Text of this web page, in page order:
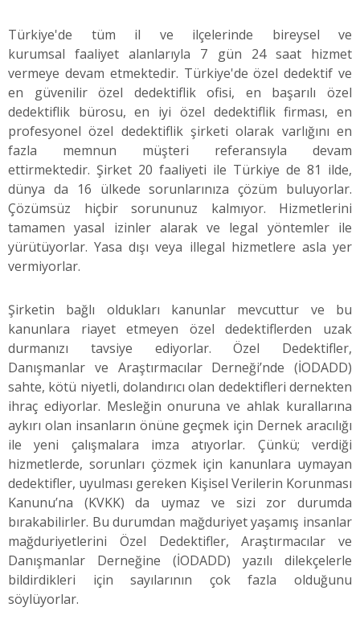
Türkiye'de tüm il ve ilçelerinde bireysel ve
kurumsal faaliyet alanlarıyla 7 gün 24 saat hizmet
vermeye devam etmektedir. Türkiye'de özel dedektif ve
en güvenilir özel dedektiflik ofisi, en başarılı özel
dedektiflik bürosu, en iyi özel dedektiflik firması, en
profesyonel özel dedektiflik şirketi olarak varlığını en
fazla memnun müşteri referansıyla devam
ettirmektedir. Şirket 20 faaliyeti ile Türkiye de 81 ilde,
dünya da 16 ülkede sorunlarınıza çözüm buluyorlar.
Çözümsüz hiçbir sorununuz kalmıyor. Hizmetlerini
tamamen yasal izinler alarak ve legal yöntemler ile
yürütüyorlar. Yasa dışı veya illegal hizmetlere asla yer
vermiyorlar.
Şirketin bağlı oldukları kanunlar mevcuttur ve bu
kanunlara riayet etmeyen özel dedektiflerden uzak
durmanızı tavsiye ediyorlar. Özel Dedektifler,
Danışmanlar ve Araştırmacılar Derneği’nde (İODADD)
sahte, kötü niyetli, dolandırıcı olan dedektifleri dernekten
ihraç ediyorlar. Mesleğin onuruna ve ahlak kurallarına
aykırı olan insanların önüne geçmek için Dernek aracılığı
ile yeni çalışmalara imza atıyorlar. Çünkü; verdiği
hizmetlerde, sorunları çözmek için kanunlara uymayan
dedektifler, uyulması gereken Kişisel Verilerin Korunması
Kanunu’na (KVKK) da uymaz ve sizi zor durumda
bırakabilirler. Bu durumdan mağduriyet yaşamış insanlar
mağduriyetlerini Özel Dedektifler, Araştırmacılar ve
Danışmanlar Derneğine (İODADD) yazılı dilekçelerle
bildirdikleri için sayılarının çok fazla olduğunu
söylüyorlar.